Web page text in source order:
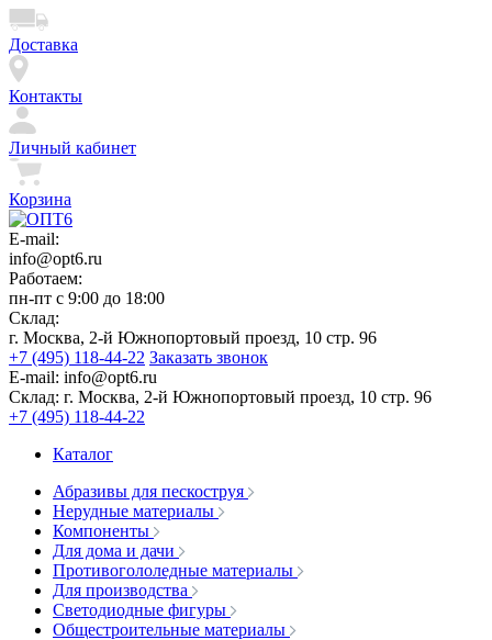
Доставка
Контакты
Личный кабинет
Корзина
E-mail:
info@opt6.ru
Работаем:
пн-пт с 9:00 до 18:00
Склад:
г. Москва, 2-й Южнопортовый проезд, 10 стр. 96
+7 (495) 118-44-22 Заказать звонок
E-mail: info@opt6.ru
Склад: г. Москва, 2-й Южнопортовый проезд, 10 стр. 96
+7 (495) 118-44-22
Каталог
Абразивы для пескоструя
Нерудные материалы
Компоненты
Для дома и дачи
Противогололедные материалы
Для производства
Светодиодные фигуры
Общестроительные материалы